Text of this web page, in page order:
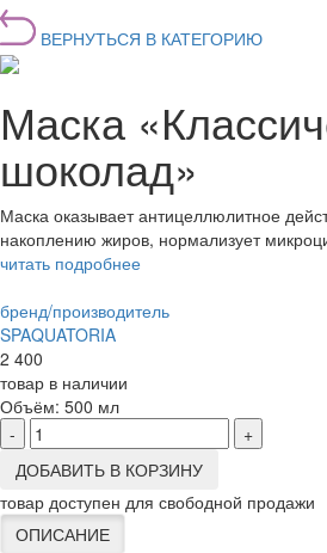
ВЕРНУТЬСЯ В КАТЕГОРИЮ
Маска
шоколад»
Маска оказывает антицеллюлитное
накоплению жиров, нормализует
читать подробнее
бренд/производитель
SPAQUATORIA
2 400
товар в наличии
Объём: 500 мл
-
+
ДОБАВИТЬ В КОРЗИНУ
товар доступен для свободной продажи
ОПИСАНИЕ